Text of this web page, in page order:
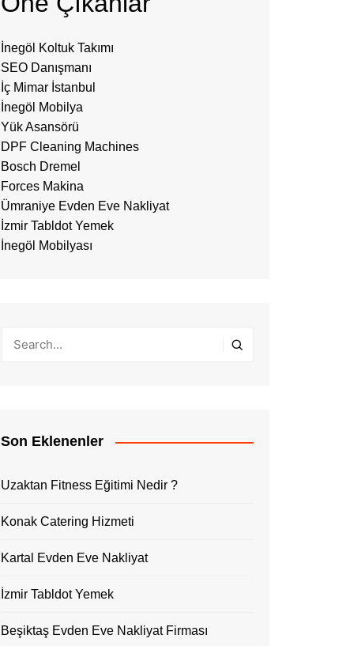
İnegöl Koltuk Takımı
SEO Danışmanı
İç Mimar İstanbul
İnegöl Mobilya
Yük Asansörü
DPF Cleaning Machines
Bosch Dremel
Forces Makina
Ümraniye Evden Eve Nakliyat
İzmir Tabldot Yemek
İnegöl Mobilyası
Son Eklenenler
Uzaktan Fitness Eğitimi Nedir ?
Konak Catering Hizmeti
Kartal Evden Eve Nakliyat
İzmir Tabldot Yemek
Beşiktaş Evden Eve Nakliyat Firması